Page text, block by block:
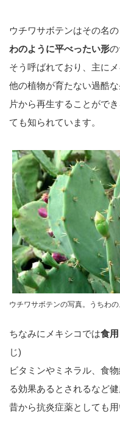
ウチワサボテンはその名
わのように平べったい形
そう呼ばれており、主に
他の植物が育たない過酷
片から再生することがで
ても知られています。
ウチワサボテンの写真。うちわの
ちなみにメキシコでは食
じ)
ビタミンやミネラル、食
る効果あるとされるなど
昔から抗炎症薬としても用